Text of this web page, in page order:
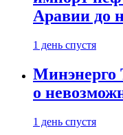
Аравии до
1 день спустя
Минэнерго
о
1 день спустя